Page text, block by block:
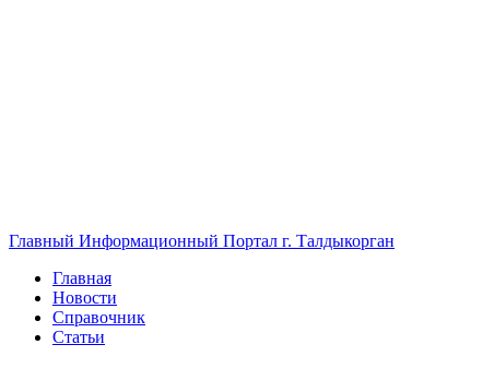
Главный Информационный Портал г. Талдыкорган
Главная
Новости
Справочник
Статьи